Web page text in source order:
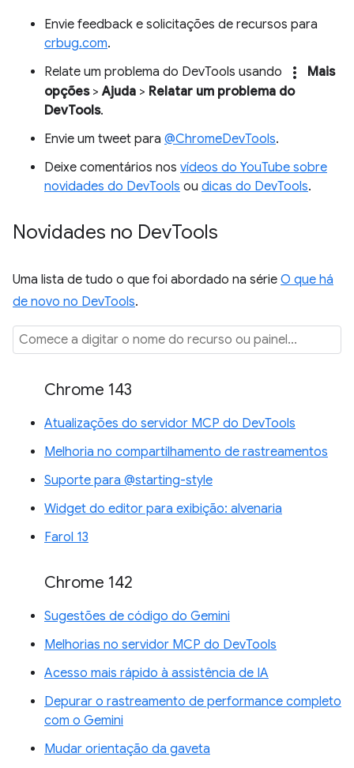
Envie feedback e solicitações de recursos para
crbug.com.
Relate um problema do DevTools usando
more_vert
Mais
opções>Ajuda > Relatar um problema do
DevTools.
Envie um tweet para @ChromeDevTools.
Deixe comentários nos vídeos do YouTube sobre
novidades do DevTools ou dicas do DevTools.
Novidades no DevTools
Uma lista de tudo o que foi abordado na série O que há
de novo no DevTools.
Chrome 143
Atualizações do servidor MCP do DevTools
Melhoria no compartilhamento de rastreamentos
Suporte para @starting-style
Widget do editor para exibição: alvenaria
Farol 13
Chrome 142
Sugestões de código do Gemini
Melhorias no servidor MCP do DevTools
Acesso mais rápido à assistência de IA
Depurar o rastreamento de performance completo
com o Gemini
Mudar orientação da gaveta